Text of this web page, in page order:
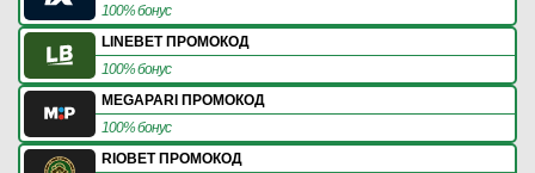
100% бонус
LINEBET ПРОМОКОД
100% бонус
MEGAPARI ПРОМОКОД
100% бонус
RIOBET ПРОМОКОД